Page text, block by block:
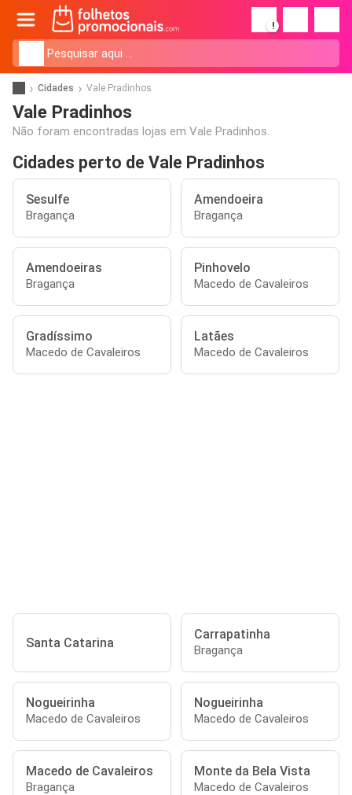
!
Cidades Vale Pradinhos
Vale Pradinhos
Não foram encontradas lojas em Vale Pradinhos.
Cidades perto de Vale Pradinhos
Sesulfe
Bragança
Amendoeira
Bragança
Amendoeiras
Bragança
Pinhovelo
Macedo de Cavaleiros
Gradíssimo
Macedo de Cavaleiros
Latães
Macedo de Cavaleiros
Santa Catarina
Carrapatinha
Bragança
Nogueirinha
Macedo de Cavaleiros
Nogueirinha
Macedo de Cavaleiros
Macedo de Cavaleiros
Bragança
Monte da Bela Vista
Macedo de Cavaleiros